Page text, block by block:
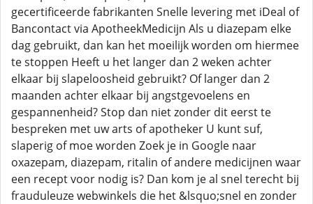
gecertificeerde fabrikanten Snelle levering met iDeal of
Bancontact via ApotheekMedicijn Als u diazepam elke
dag gebruikt, dan kan het moeilijk worden om hiermee
te stoppen Heeft u het langer dan 2 weken achter
elkaar bij slapeloosheid gebruikt? Of langer dan 2
maanden achter elkaar bij angstgevoelens en
gespannenheid? Stop dan niet zonder dit eerst te
bespreken met uw arts of apotheker U kunt suf,
slaperig of moe worden Zoek je in Google naar
oxazepam, diazepam, ritalin of andere medicijnen waar
een recept voor nodig is? Dan kom je al snel terecht bij
frauduleuze webwinkels die het &lsquo;snel en zonder